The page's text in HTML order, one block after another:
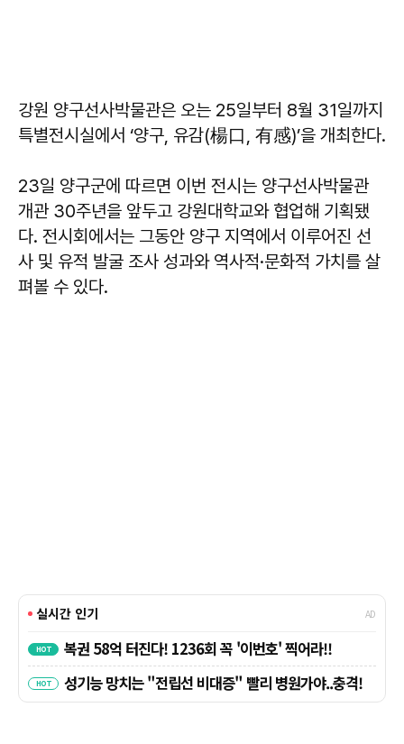
강원 양구선사박물관은 오는 25일부터 8월 31일까지
특별전시실에서 ‘양구, 유감(楊口, 有感)’을 개최한다.
23일 양구군에 따르면 이번 전시는 양구선사박물관
개관 30주년을 앞두고 강원대학교와 협업해 기획됐
다. 전시회에서는 그동안 양구 지역에서 이루어진 선
사 및 유적 발굴 조사 성과와 역사적·문화적 가치를 살
펴볼 수 있다.